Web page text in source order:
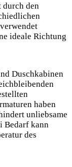
durch den
ideale Richtung
Duschkabinen
haben
unliebsame
Bedarf kann
des